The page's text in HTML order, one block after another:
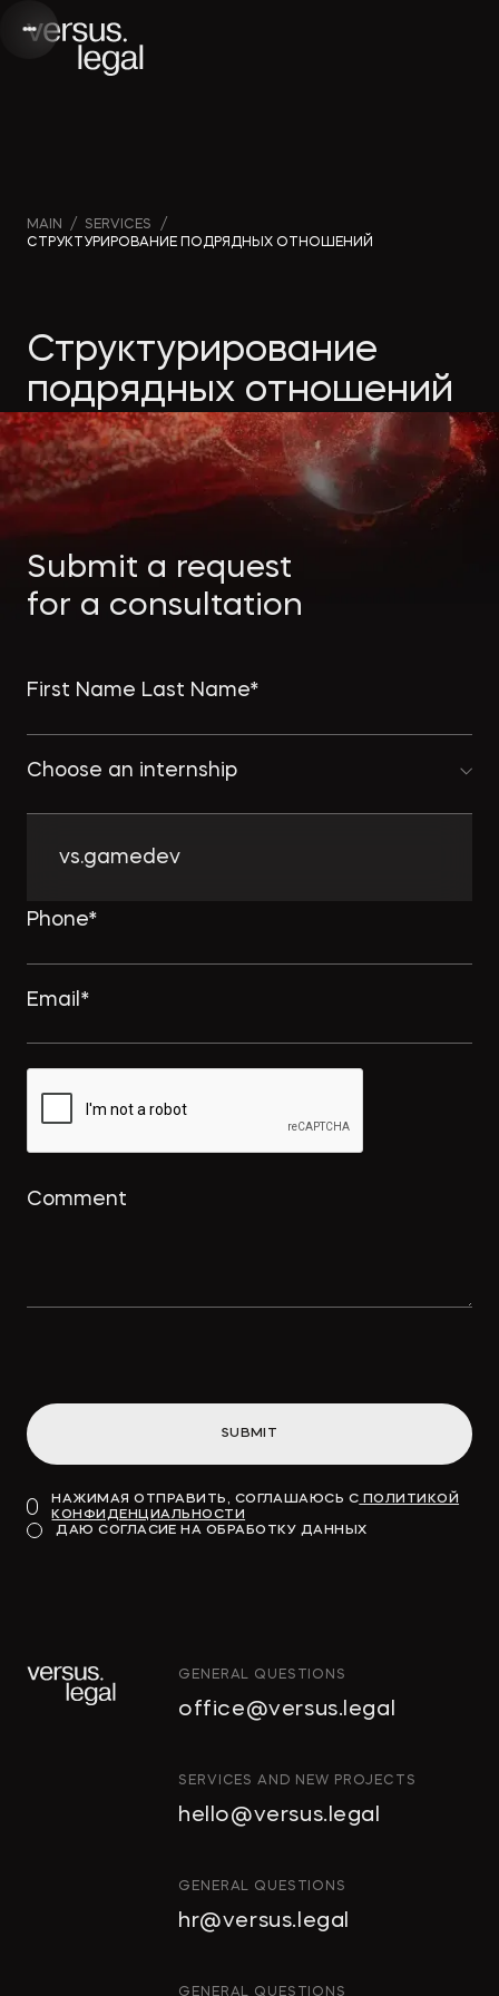
Интеллектуальная
Архитектура
и проектирование
Банкротство
Экологическое
право
Company
news
Media
publications
materials
MAIN / SERVICES
/
СТРУКТУРИРОВАНИЕ ПОДРЯДНЫХ ОТНОШЕНИЙ
Структурирование
подрядных отношений
Submit a request
for a consultation
Choose an internship
vs.gamedev
SUBMIT
НАЖИМАЯ ОТПРАВИТЬ, СОГЛАШАЮСЬ С ПОЛИТИКОЙ
КОНФИДЕНЦИАЛЬНОСТИ
ДАЮ СОГЛАСИЕ НА ОБРАБОТКУ ДАННЫХ
GENERAL QUESTIONS
office@versus.legal
SERVICES AND NEW PROJECTS
hello@versus.legal
GENERAL QUESTIONS
hr@versus.legal
GENERAL QUESTIONS